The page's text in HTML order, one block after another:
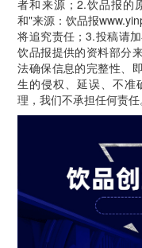
者和来源；2.饮品报的
和"来源：饮品报
将追究责任；3.投稿请
饮品报提供的资料部分
法确保信息的完整性、
生的侵权、延误、不准
理，我们不承担任何责任